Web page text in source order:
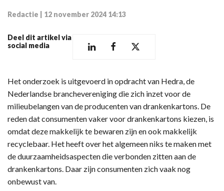
Redactie 12 november 2024 14:13
Deel dit artikel via
social media
Het onderzoek is uitgevoerd in opdracht van Hedra, de
Nederlandse branchevereniging die zich inzet voor de
milieubelangen van de producenten van drankenkartons. De
reden dat consumenten vaker voor drankenkartons kiezen, is
omdat deze makkelijk te bewaren zijn en ook makkelijk
recyclebaar. Het heeft over het algemeen niks te maken met
de duurzaamheidsaspecten die verbonden zitten aan de
drankenkartons. Daar zijn consumenten zich vaak nog
onbewust van.